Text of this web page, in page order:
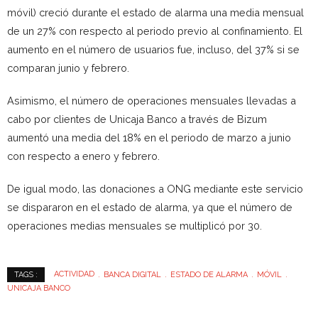
móvil) creció durante el estado de alarma una media mensual
de un 27% con respecto al periodo previo al confinamiento. El
aumento en el número de usuarios fue, incluso, del 37% si se
comparan junio y febrero.
Asimismo, el número de operaciones mensuales llevadas a
cabo por clientes de Unicaja Banco a través de Bizum
aumentó una media del 18% en el periodo de marzo a junio
con respecto a enero y febrero.
De igual modo, las donaciones a ONG mediante este servicio
se dispararon en el estado de alarma, ya que el número de
operaciones medias mensuales se multiplicó por 30.
TAGS : ACTIVIDAD BANCA DIGITAL ESTADO DE ALARMA
MÓVIL
UNICAJA BANCO